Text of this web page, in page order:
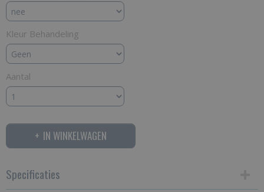
Kleur Behandeling
Aantal
IN WINKELWAGEN
Specificaties